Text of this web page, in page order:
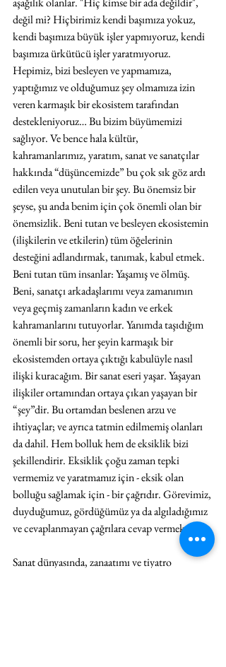
değil mi? Hiçbirimiz kendi başımıza yokuz,
kendi başımıza büyük işler yapmıyoruz, kendi
başımıza ürkütücü işler yaratmıyoruz.
Hepimiz, bizi besleyen ve yapmamıza,
yaptığımız ve olduğumuz şey olmamıza izin
veren karmaşık bir ekosistem tarafından
destekleniyoruz… Bu bizim büyümemizi
sağlıyor. Ve bence hala kültür,
kahramanlarımız, yaratım, sanat ve sanatçılar
hakkında “düşüncemizde” bu çok sık göz ardı
edilen veya unutulan bir şey. Bu önemsiz bir
şeyse, şu anda benim için çok önemli olan bir
önemsizlik. Beni tutan ve besleyen ekosistemin
(ilişkilerin ve etkilerin) tüm öğelerinin
desteğini adlandırmak, tanımak, kabul etmek.
Beni tutan tüm insanlar: Yaşamış ve ölmüş.
Beni, sanatçı arkadaşlarımı veya zamanımın
veya geçmiş zamanların kadın ve erkek
kahramanlarını tutuyorlar. Yanımda taşıdığım
önemli bir soru, her şeyin karmaşık bir
ekosistemden ortaya çıktığı kabulüyle nasıl
ilişki kuracağım. Bir sanat eseri yaşar. Yaşayan
ilişkiler ortamından ortaya çıkan yaşayan bir
“şey”dir. Bu ortamdan beslenen arzu ve
ihtiyaçlar; ve ayrıca tatmin edilmemiş olanları
da dahil. Hem bolluk hem de eksiklik bizi
şekillendirir. Eksiklik çoğu zaman tepki
vermemiz ve yaratmamız için - eksik olan
bolluğu sağlamak için - bir çağrıdır. Görevimiz,
duyduğumuz, gördüğümüz ya da algıladığımız
ve cevaplanmayan çağrılara cevap vermektir.
Sanat dünyasında, zanaatımı ve tiyatro